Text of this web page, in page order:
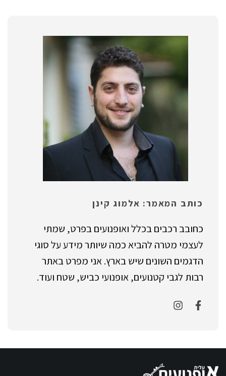
כותב המאמר: אלמוג קינן
כחובב רכבים בכלל ואופנועים בפרט, שמתי
לעצמי מטרה להביא כמה שיותר מידע על סוגי
הדגמים השונים שיש בארץ. אני מפרט באתר
רבות לגבי קטנועים, אופנועי כביש, שטח ועוד.